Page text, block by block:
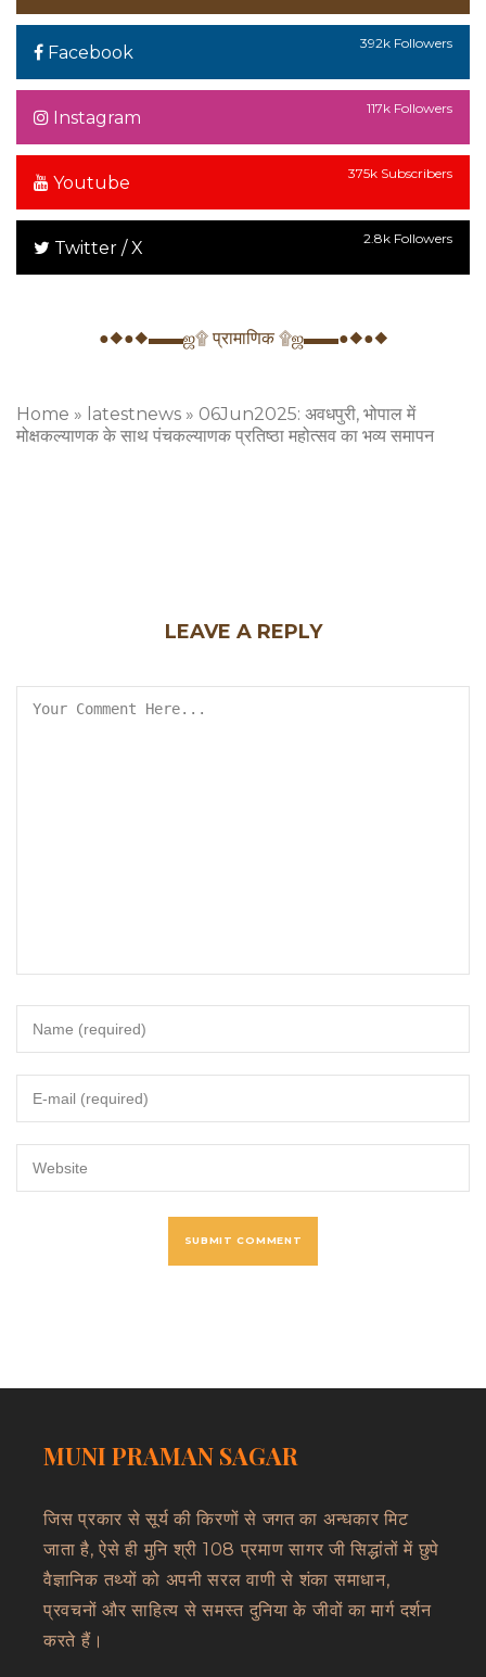
Facebook 392k Followers
Instagram 117k Followers
Youtube 375k Subscribers
Twitter / X 2.8k Followers
●◆●◆▬▬ஜ۩ प्रामाणिक ۩ஜ▬▬●◆●◆
Home » latestnews » 06Jun2025: अवधपुरी, भोपाल में
मोक्षकल्याणक के साथ पंचकल्याणक प्रतिष्ठा महोत्सव का भव्य समापन
LEAVE A REPLY
MUNI PRAMAN SAGAR
जिस प्रकार से सूर्य की किरणों से जगत का अन्धकार मिट
जाता है, ऐसे ही मुनि श्री 108 प्रमाण सागर जी सिद्धांतों में छुपे
वैज्ञानिक तथ्यों को अपनी सरल वाणी से शंका समाधान,
प्रवचनों और साहित्य से समस्त दुनिया के जीवों का मार्ग दर्शन
करते हैं।